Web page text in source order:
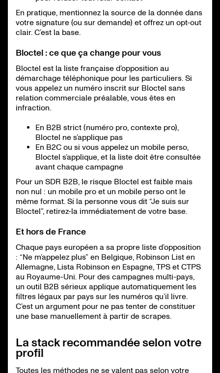
En pratique, mentionnez la source de la donnée dans
votre signature (ou sur demande) et offrez un opt-out
clair. C’est la base.
Bloctel : ce que ça change pour vous
Bloctel est la liste française d’opposition au
démarchage téléphonique pour les particuliers. Si
vous appelez un numéro inscrit sur Bloctel sans
relation commerciale préalable, vous êtes en
infraction.
En B2B strict (numéro pro, contexte pro),
Bloctel ne s’applique pas
En B2C ou si vous appelez un mobile perso,
Bloctel s’applique, et la liste doit être consultée
avant chaque campagne
Pour un SDR B2B, le risque Bloctel est faible mais
non nul : un mobile pro et un mobile perso ont le
même format. Si la personne vous dit “Je suis sur
Bloctel”, retirez-la immédiatement de votre base.
Et hors de France
Chaque pays européen a sa propre liste d’opposition
: “Ne m’appelez plus” en Belgique, Robinson List en
Allemagne, Lista Robinson en Espagne, TPS et CTPS
au Royaume-Uni. Pour des campagnes multi-pays,
un outil B2B sérieux applique automatiquement les
filtres légaux par pays sur les numéros qu’il livre.
C’est un argument pour ne pas tenter de constituer
une base manuellement à partir de scrapes.
La stack recommandée selon votre
profil
Toutes les méthodes ne se valent pas selon votre